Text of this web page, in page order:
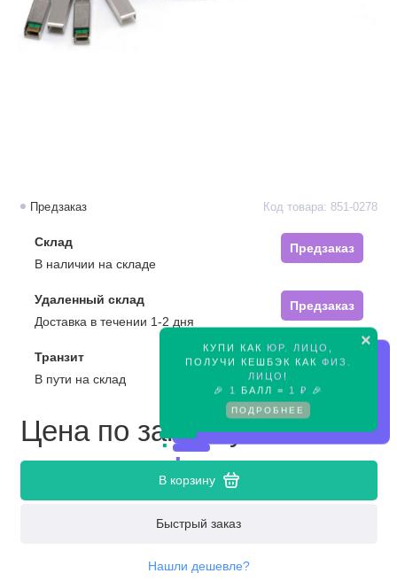
×
КУПИ КАК ЮР. ЛИЦО
ПОЛУЧИ КЕШБЭК КАК ФИЗ.
ЛИЦО !
🎉
1 БАЛЛ = 1 ₽ 🎉
ПОДРОБНЕЕ
Предзаказ Код товара: 851-0278
Склад
Предзаказ
В наличии на складе
Удаленный склад
Предзаказ
Доставка в течении 1-2 дня
Транзит
Предзаказ
В пути на склад
Цена по запросу
В корзину
Быстрый заказ
Нашли дешевле?